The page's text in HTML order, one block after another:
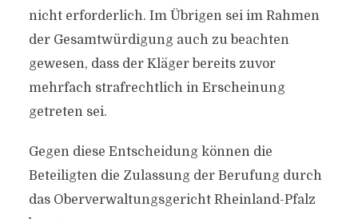
nicht erforderlich. Im Übrigen sei im Rahmen
der Gesamtwürdigung auch zu beachten
gewesen, dass der Kläger bereits zuvor
mehrfach strafrechtlich in Erscheinung
getreten sei.
Gegen diese Entscheidung können die
Beteiligten die Zulassung der Berufung durch
das Oberverwaltungsgericht Rheinland-Pfalz